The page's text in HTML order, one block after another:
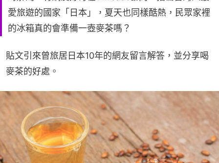
愛旅遊的國家「日本」，夏天也同樣酷熱，民眾家裡
的冰箱真的會準備一壺麥茶嗎？
貼文引來曾旅居日本10年的網友留言解答，並分享喝
麥茶的好處。